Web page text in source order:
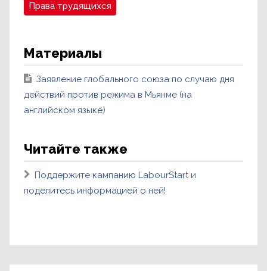
Права трудящихся
Материалы
Заявление глобального союза по случаю дня
действий против режима в Мьянме (на
английском языке)
Читайте также
Поддержите кампанию LabourStart и
поделитесь информацией о ней!